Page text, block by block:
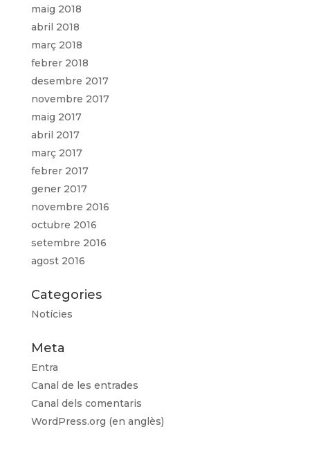
maig 2018
abril 2018
març 2018
febrer 2018
desembre 2017
novembre 2017
maig 2017
abril 2017
març 2017
febrer 2017
gener 2017
novembre 2016
octubre 2016
setembre 2016
agost 2016
Categories
Notícies
Meta
Entra
Canal de les entrades
Canal dels comentaris
WordPress.org (en anglès)